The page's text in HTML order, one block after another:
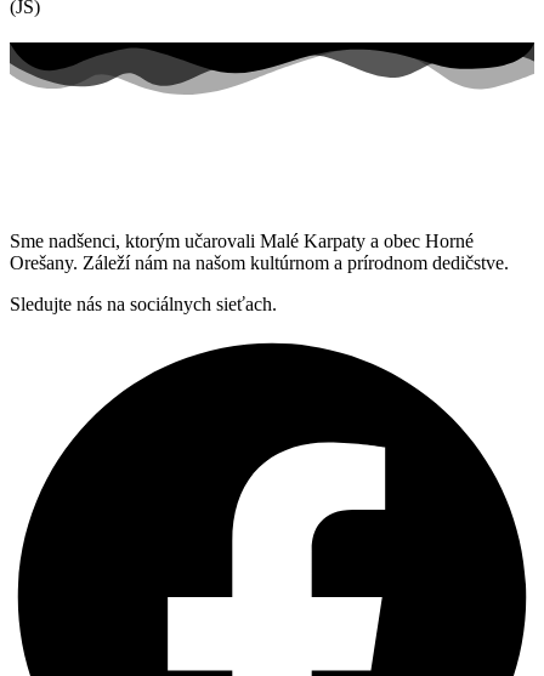
(JS)
Sme nadšenci, ktorým učarovali Malé Karpaty a obec Horné
Orešany. Záleží nám na našom kultúrnom a prírodnom dedičstve.
Sledujte nás na sociálnych sieťach.